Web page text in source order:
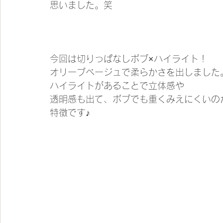
思いました。笑
今回は切りっぱなしボブ×ハイライト！
オリーブベージュで柔らかさを出しました
ハイライトがあることで立体感や
透明感も出て、ボブでも重くみえにくいの
特徴です♪